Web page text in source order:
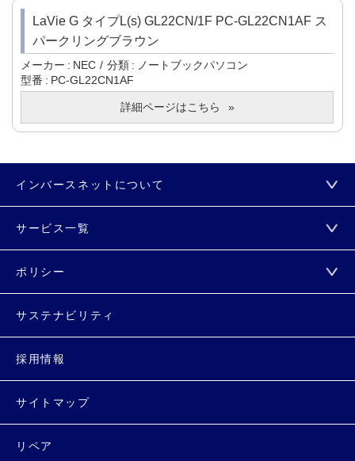
LaVie G タイプL(s) GL22CN/1F PC-GL22CN1AF ス
パークリングブラウン
メーカー NEC 分類
ノートブックパソコン
型番
PC-GL22CN1AF
詳細ページはこちら
インバースネットについて
サービス一覧
ポリシー
サステナビリティ
採用情報
サイトマップ
リペア